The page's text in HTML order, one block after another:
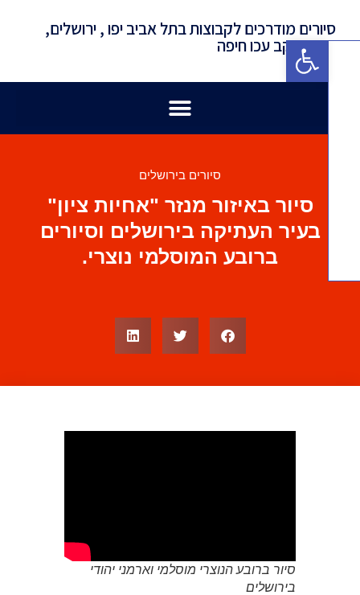
פתח סרגל נגישות
מודרכים לקבוצות בתל אביב יפו , ירושלים,
יעקב עכו חיפה
סיורים בירושלים
סיור באיזור מנזר "אחיות ציון"
בעיר העתיקה בירושלים וסיורים
ברובע המוסלמי נוצרי.
סיור ברובע הנוצרי מוסלמי וארמני יהודי
בירושלים